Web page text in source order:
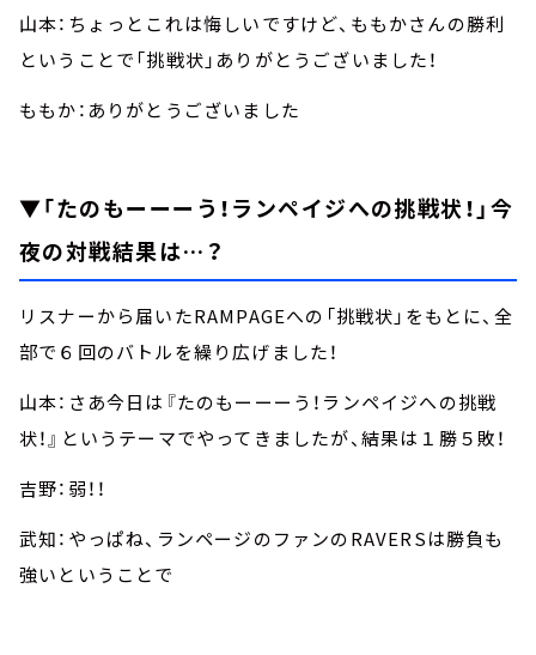
山本：ちょっとこれは悔しいですけど、ももかさんの勝利
ということで「挑戦状」ありがとうございました！
ももか：ありがとうございました
▼「たのもーーーう！ランペイジへの挑戦状！」今
夜の対戦結果は…？
リスナーから届いたRAMPAGEへの「挑戦状」をもとに、全
部で６回のバトルを繰り広げました！
山本：さあ今日は『たのもーーーう！ランペイジへの挑戦
状！』というテーマでやってきましたが、結果は１勝５敗！
吉野：弱！！
武知：やっぱね、ランページのファンのRAVERSは勝負も
強いということで